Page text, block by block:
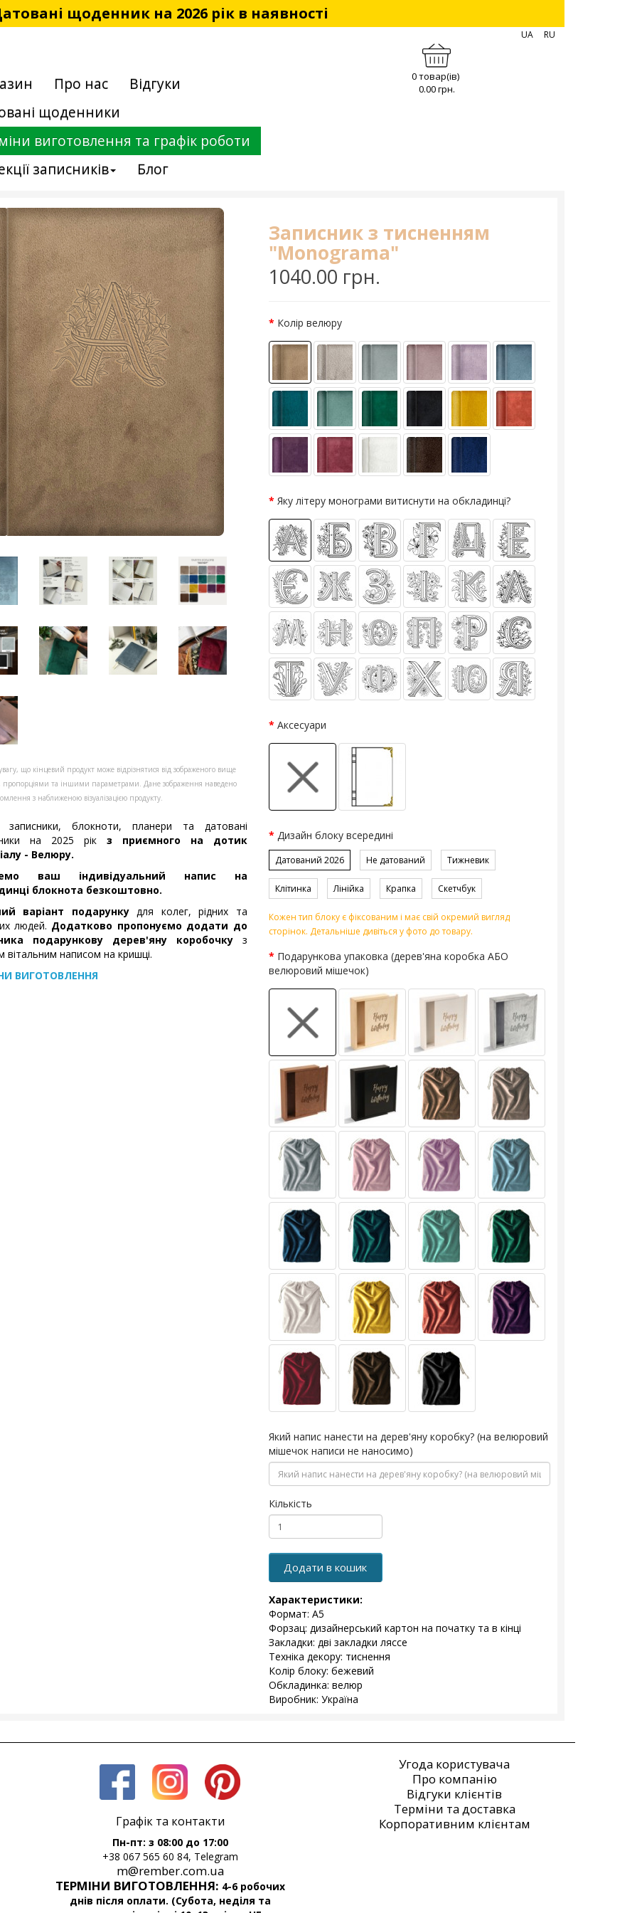
щоденник на 2026 рік в наявності
Про нас
Відгуки
щоденники
виготовлення та графік роботи
записників
Блог
0 товар(ів)
0.00 грн.
UA RU
що кінцевий продукт може відрізнятися від зображеного вище
пропорціями та іншими параметрами. Дане зображення наведено
з наближеною візуалізацією продукту.
блокноти, планери та датовані
на 2025 рік з приємного на дотик
- Велюру.
ваш індивідуальний напис на
блокнота безкоштовно.
варіант подарункудля колег, рідних та
людей. Додатково пропонуємо додати до
подарункову дерев'яну коробочкуз
вітальним написом на кришці.
ВИГОТОВЛЕННЯ
Записник з тисненням
"Monograma"
1040.00 грн.
Колір велюру
Яку літеру монограми витиснути на обкладинці?
Аксесуари
Дизайн блоку всередині
Датований 2026 Не датований Тижневик
Клітинка Лінійка Крапка Скетчбук
Кожен тип блоку є фіксованим і має свій окремий вигляд
сторінок. Детальніше дивіться у фото до товару.
Подарункова упаковка (дерев'яна коробка АБО
велюровий мішечок)
Який напис нанести на дерев'яну коробку? (на велюровий
мішечок написи не наносимо)
Кількість
Додати в кошик
Характеристики:
Формат: А5
Форзац: дизайнерський картон на початку та в кінці
Закладки: дві закладки ляссе
Техніка декору: тиснення
Колір блоку: бежевий
Обкладинка: велюр
Виробник: Україна
Графік та контакти
Пн-пт: з 08:00 до 17:00
+38 067 565 60 84, Telegram
m@rember.com.ua
ТЕРМІНИ ВИГОТОВЛЕННЯ: 4-6 робочих
днів після оплати. (Субота, неділя та
Угода користувача
Про компанію
Відгуки клієнтів
Терміни та доставка
Корпоративним клієнтам